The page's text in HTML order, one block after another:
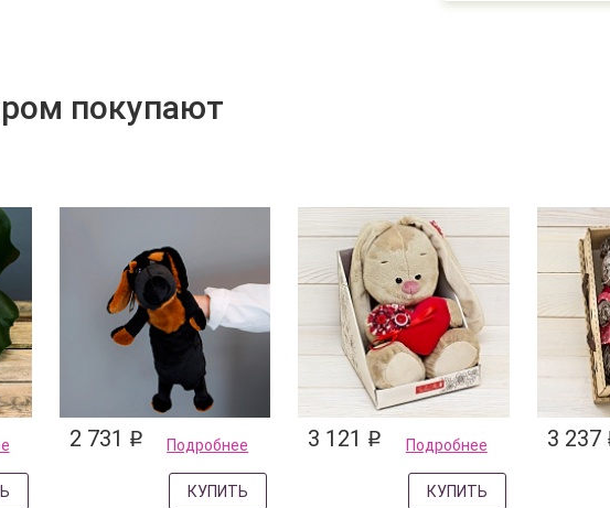
покупают
2 731 q Подробнее
КУПИТЬ
3 121 q Подробнее
КУПИТЬ
3 237